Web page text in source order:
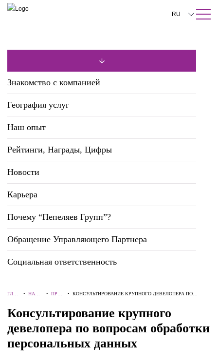
ПОИСК ПО САЙТУ Закрыть
RU
한국어
Deutsch
Türkçe
Знакомство с компанией
География услуг
Наш опыт
Рейтинги, Награды, Цифры
Новости
Карьера
Почему “Пепеляев Групп”?
Обращение Управляющего Партнера
Социальная ответственность
ГЛАВ • НАШ •ПРОЕ • КОНСУЛЬТИРОВАНИЕ КРУПНОГО ДЕВЕЛОПЕРА ПО
Консультирование крупного
девелопера по вопросам обработки
персональных данных